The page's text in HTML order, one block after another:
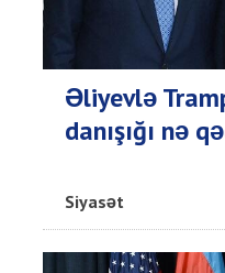
Əliyevlə
danışığı nə
Siyasət